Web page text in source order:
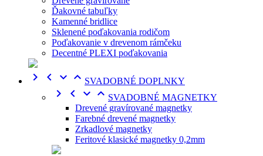
Ďakovné tabuľky
Kamenné bridlice
Sklenené poďakovania rodičom
Poďakovanie v drevenom rámčeku
Decentné PLEXI poďakovania
    SVADOBNÉ DOPLNKY
    SVADOBNÉ MAGNETKY
Drevené gravírované magnetky
Farebné drevené magnetky
Zrkadlové magnetky
Feritové klasické magnetky 0,2mm